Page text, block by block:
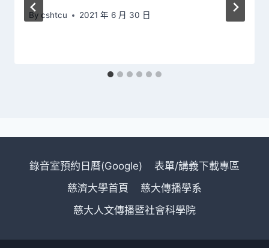
By cshtcu 2021 年 6 月 30 日
錄音室預約日曆(Google)
表單/講義下載專區
慈濟大學首頁
慈大傳播學系
慈大人文傳播暨社會科學院